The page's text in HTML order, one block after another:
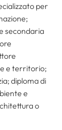
per
secondaria
e territorio;
diploma di
e
o